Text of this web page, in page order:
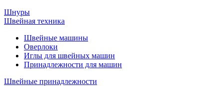
Шнуры
Швейная техника
Швейные машины
Оверлоки
Иглы для швейных машин
Принадлежности для машин
Швейные принадлежности